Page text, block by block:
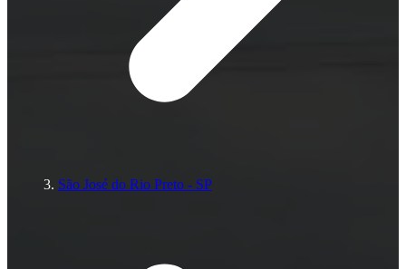
São José do Rio Preto - SP